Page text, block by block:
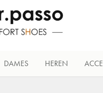
DAMES HEREN